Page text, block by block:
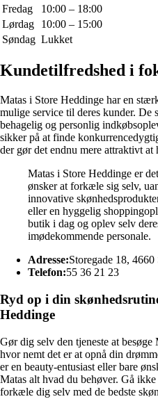
Fredag
10:00 – 18:00
Lørdag
10:00 – 15:00
Søndag Lukket
Kundetilfredshed i
Matas i Store Heddinge har en
mulige service til deres kunder. De
behagelig og personlig
sikker på at finde
der gør det endnu mere attraktivt at
Matas i Store Heddinge er
ønsker at forkæle sig selv,
innovative
eller en hyggelig
butik i dag og oplev selv
imødekommende personale.
Adresse:Storegade 18,
Telefon:55 36 21 23
Ryd op i din
Heddinge
Gør dig selv den tjeneste at
hvor nemt det er at opnå din
er en beauty-entusiast eller bare
Matas alt hvad du behøver. Gå
forkæle dig selv med de bedste